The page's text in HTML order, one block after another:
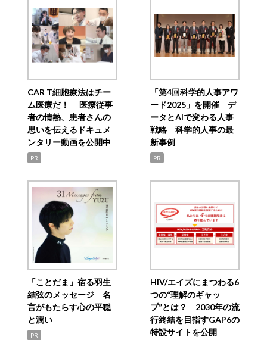
CAR T細胞療法はチー
ム医療だ！ 医療従事
者の情熱、患者さんの
思いを伝えるドキュメ
ンタリー動画を公開中
PR
「第4回科学的人事アワ
ード2025」を開催 デ
ータとAIで変わる人事
戦略 科学的人事の最
新事例
PR
「ことだま」宿る羽生
結弦のメッセージ 名
言がもたらす心の平穏
と潤い
PR
HIV/エイズにまつわる6
つの“理解のギャッ
プ”とは？ 2030年の流
行終結を目指すGAP6の
特設サイトを公開